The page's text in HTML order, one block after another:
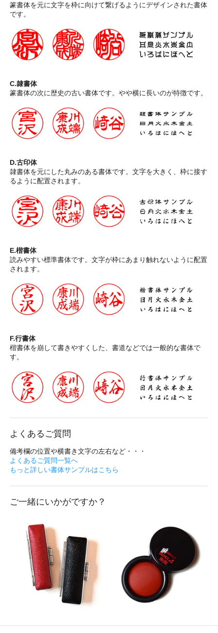
篆書体を元に文字を枠に向けて繋げるようにデザインされた書体
です。
C.隷書体
篆書体の次に歴史の古い書体です。やや横に長いのが特徴です。
D.古印体
隷書体を元にした丸みのある書体です。文字を大きく、枠に接す
るように配置されます。
E.楷書体
読みやすい標準書体です。文字が枠にあまり触れないように配置
されます。
F.行書体
楷書体を崩して書きやすくした、書道などでは一般的な書体で
す。
よくあるご質問
備考欄の位置や横書き文字の左右など・・・
よくあるご質問一覧へ
もっと詳しい書体サンプルはこちら
ご一緒にいかがですか？